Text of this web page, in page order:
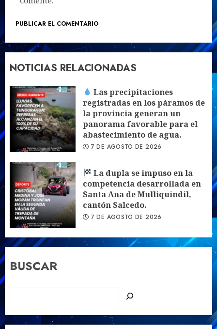
NOTICIAS RELACIONADAS
Las precipitaciones
registradas en los páramos de
la provincia generan un
panorama favorable para el
abastecimiento de agua.
7 DE AGOSTO DE 2026
La dupla se impuso en la
competencia desarrollada en
Santa Ana de Mulliquindil,
cantón Salcedo.
7 DE AGOSTO DE 2026
BUSCAR